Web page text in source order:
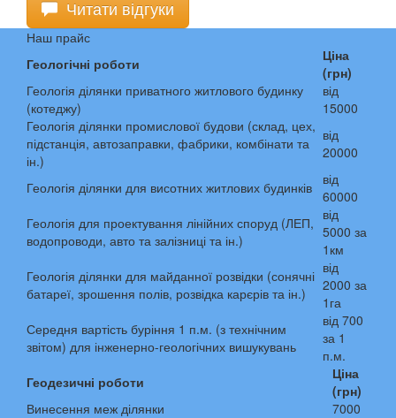
Читати відгуки
Наш прайс
Геологічні роботи
Ціна
(грн)
Геологія ділянки приватного житлового будинку
(котеджу)
від
15000
Геологія ділянки промислової будови (склад, цех,
підстанція, автозаправки, фабрики, комбінати та
ін.)
від
20000
Геологія ділянки для висотних житлових будинків
від
60000
Геологія для проектування лінійних споруд (ЛЕП,
водопроводи, авто та залізниці та ін.)
від
5000 за
1км
Геологія ділянки для майданної розвідки (сонячні
батареї, зрошення полів, розвідка карєрів та ін.)
від
2000 за
1га
Середня вартість буріння 1 п.м. (з технічним
звітом) для інженерно-геологічних вишукувань
від 700
за 1
п.м.
Геодезичні роботи
Ціна
(грн)
Винесення меж ділянки
7000